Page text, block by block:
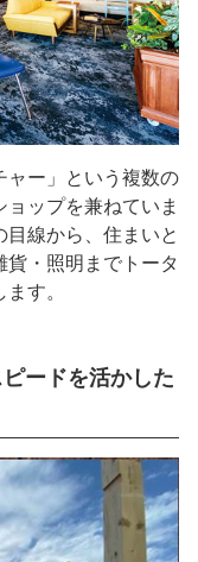
ャー」という複数の
ップを兼ねていま
線から、住まいと
貨・照明までトータ
す。
ードを活かした